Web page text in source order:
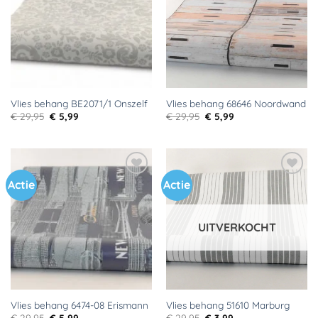
Vlies behang BE2071/1 Onszelf
€29,95 Oorspronkelijke
prijs
€ 5,99Huidige
Vlies behang 68646 Noordwand
€29,95 Oorspronkelijke
prijs
€ 5,99Huidige
Actie
Toevoegen
aan
verlanglijst
Vlies behang 6474-08 Erismann
Actie
Toevoegen
aan
verlanglijst
UITVERKOCHT
Vlies behang 51610 Marburg